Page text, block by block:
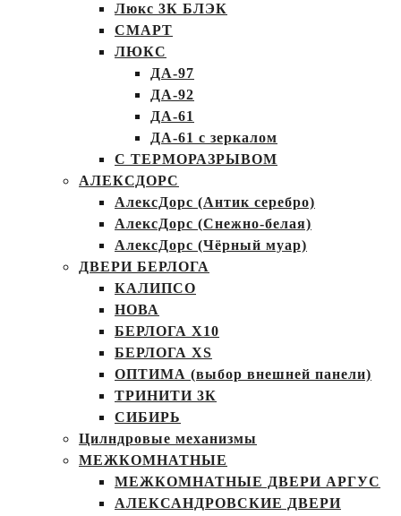
Люкс 3К БЛЭК
СМАРТ
ЛЮКС
ДА-97
ДА-92
ДА-61
ДА-61 с зеркалом
С ТЕРМОРАЗРЫВОМ
АЛЕКСДОРС
АлексДорс (Антик серебро)
АлексДорс (Снежно-белая)
АлексДорс (Чёрный муар)
ДВЕРИ БЕРЛОГА
КАЛИПСО
НОВА
БЕРЛОГА Х10
БЕРЛОГА XS
ОПТИМА (выбор внешней панели)
ТРИНИТИ 3К
СИБИРЬ
Цилндровые механизмы
МЕЖКОМНАТНЫЕ
МЕЖКОМНАТНЫЕ ДВЕРИ АРГУС
АЛЕКСАНДРОВСКИЕ ДВЕРИ